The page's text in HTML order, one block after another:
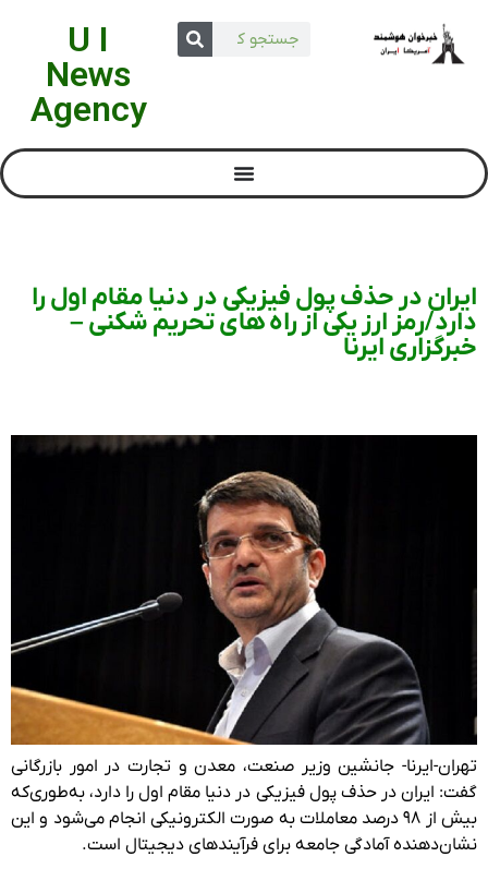
U I
News
Agency
ایران در حذف پول فیزیکی در دنیا مقام اول را
دارد/رمز ارز یکی از راه های تحریم شکنی –
خبرگزاری ایرنا
تهران-ایرنا- جانشین وزیر صنعت، معدن و تجارت در امور بازرگانی
گفت: ایران در حذف پول فیزیکی در دنیا مقام اول را دارد، به‌طوری‌که
بیش از ۹۸ درصد معاملات به صورت الکترونیکی انجام می‌شود و این
نشان‌دهنده آمادگی جامعه برای فرآیندهای دیجیتال است.